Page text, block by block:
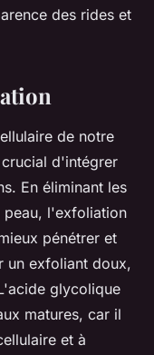
des rides et
de notre
d'intégrer
. En éliminant les
peau, l'exfoliation
pénétrer et
un exfoliant doux,
glycolique
matures, car il
et à